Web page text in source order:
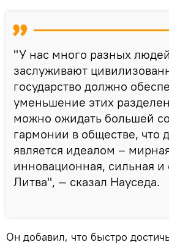
"У нас много разных
заслуживают
государство должно
уменьшение этих
можно ожидать большей
гармонии в обществе, что
является идеалом –
инновационная, сильная и
Литва", — сказал Науседа.
Он добавил, что быстро